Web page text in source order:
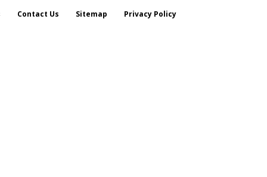
Contact Us Sitemap Privacy Policy